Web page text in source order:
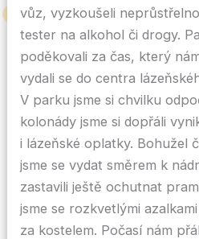
vůz, vyzkoušeli
tester na alkohol či drogy.
poděkovali za čas, který
vydali se do centra
V parku jsme si chvilku
kolonády jsme si dopřáli
i lázeňské oplatky. Bohužel
jsme se vydat směrem k
zastavili ještě ochutnat
jsme se rozkvetlými
za kostelem. Počasí nám